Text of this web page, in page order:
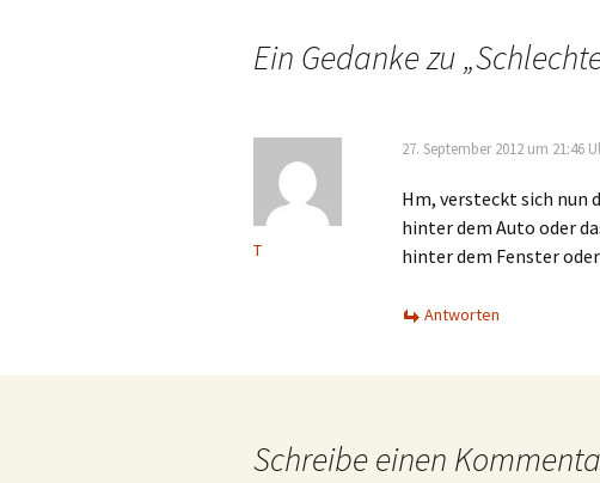
NavigationEin Gedanke zu „
T
27. September 2012 um 21:46
Hm, versteckt sich nun
hinter dem Auto oder
hinter dem Fenster
Antworten
Schreibe einen